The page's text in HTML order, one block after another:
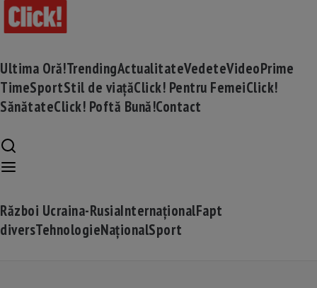
Ultima Oră!TrendingActualitateVedeteVideoPrime
TimeSportStil de viațăClick! Pentru FemeiClick!
SănătateClick! Poftă Bună!Contact
Război Ucraina-RusiaInternaționalFapt
diversTehnologieNaționalSport